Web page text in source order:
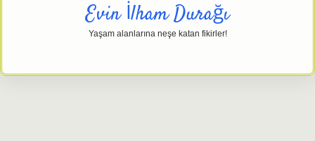
Evin İlham Durağı
Yaşam alanlarına neşe katan fikirler!